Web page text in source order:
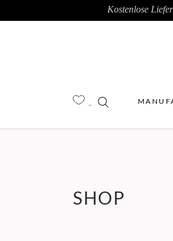
Kostenlose
SHOP